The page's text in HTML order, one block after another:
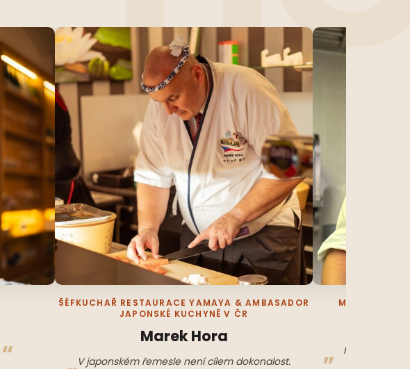
ŠÉFKUCHAŘ RESTAURACE YAMAYA & AMBASADOR
JAPONSKÉ KUCHYNĚ V ČR
Marek Hora
V japonském řemesle není cílem dokonalost.
MISTR SVĚTA
Moudrý